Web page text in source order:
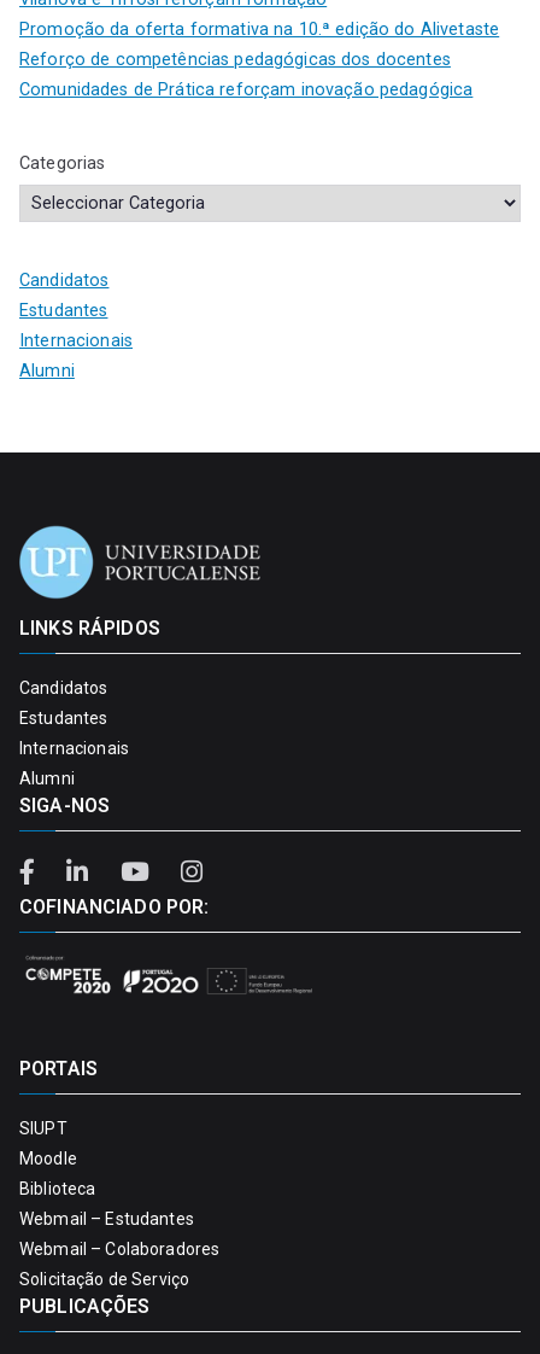
Promoção da oferta formativa na 10.ª edição do Alivetaste
Reforço de competências pedagógicas dos docentes
Comunidades de Prática reforçam inovação pedagógica
Categorias
Candidatos
Estudantes
Internacionais
Alumni
LINKS RÁPIDOS
Candidatos
Estudantes
Internacionais
Alumni
SIGA-NOS
COFINANCIADO POR:
PORTAIS
SIUPT
Moodle
Biblioteca
Webmail – Estudantes
Webmail – Colaboradores
Solicitação de Serviço
PUBLICAÇÕES